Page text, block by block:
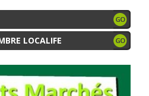
LOCALIFE